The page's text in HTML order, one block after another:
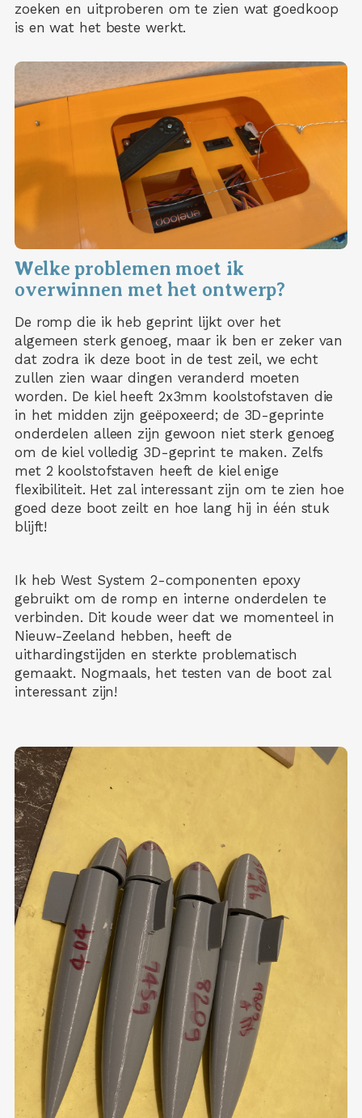
zoeken en uitproberen om te zien wat goedkoop
is en wat het beste werkt.
Welke problemen moet ik
overwinnen met het ontwerp?
De romp die ik heb geprint lijkt over het
algemeen sterk genoeg, maar ik ben er zeker van
dat zodra ik deze boot in de test zeil, we echt
zullen zien waar dingen veranderd moeten
worden. De kiel heeft 2x3mm koolstofstaven die
in het midden zijn geëpoxeerd; de 3D-geprinte
onderdelen alleen zijn gewoon niet sterk genoeg
om de kiel volledig 3D-geprint te maken. Zelfs
met 2 koolstofstaven heeft de kiel enige
flexibiliteit. Het zal interessant zijn om te zien hoe
goed deze boot zeilt en hoe lang hij in één stuk
blijft!
Ik heb West System 2-componenten epoxy
gebruikt om de romp en interne onderdelen te
verbinden. Dit koude weer dat we momenteel in
Nieuw-Zeeland hebben, heeft de
uithardingstijden en sterkte problematisch
gemaakt. Nogmaals, het testen van de boot zal
interessant zijn!